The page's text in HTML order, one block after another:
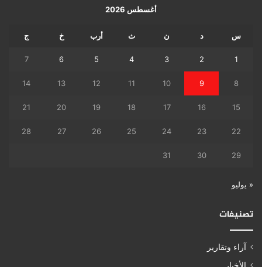
أغسطس 2026
س د ن ث أرب خ ج
1
2
3
4
5
6
7
8
9
10
11
12
13
14
15
16
17
18
19
20
21
22
23
24
25
26
27
28
29
30
31
« يوليو
تصنيفات
آراء وتقارير